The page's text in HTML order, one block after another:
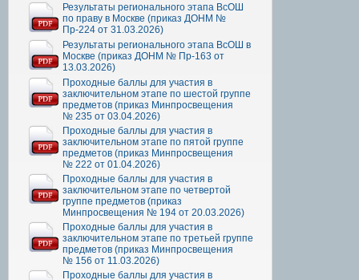
Результаты регионального этапа ВсОШ
по праву в Москве (приказ ДОНМ №
Пр-224 от 31.03.2026)
Результаты регионального этапа ВсОШ в
Москве (приказ ДОНМ № Пр-163 от
13.03.2026)
Проходные баллы для участия в
заключительном этапе по шестой группе
предметов (приказ Минпросвещения
№ 235 от 03.04.2026)
Проходные баллы для участия в
заключительном этапе по пятой группе
предметов (приказ Минпросвещения
№ 222 от 01.04.2026)
Проходные баллы для участия в
заключительном этапе по четвертой
группе предметов (приказ
Минпросвещения № 194 от 20.03.2026)
Проходные баллы для участия в
заключительном этапе по третьей группе
предметов (приказ Минпросвещения
№ 156 от 11.03.2026)
Проходные баллы для участия в